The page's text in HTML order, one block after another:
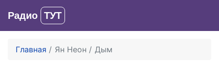
Радио ТУТ
Главная Ян Неон Дым